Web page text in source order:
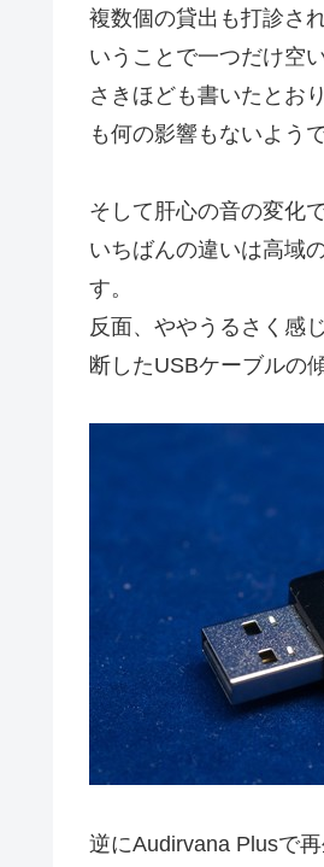
複数個の貸出も打診さ
いうことで一つだけ空
さきほども書いたとお
も何の影響もないようで
そして肝心の音の変化
いちばんの違いは高域
す。
反面、ややうるさく感
断したUSBケーブルの
逆にAudirvana Plusで